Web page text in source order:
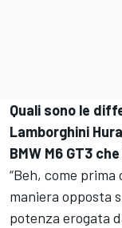
Quali sono le
Lamborghini
BMW M6 GT3
“Beh, come
maniera opposta
potenza erogata